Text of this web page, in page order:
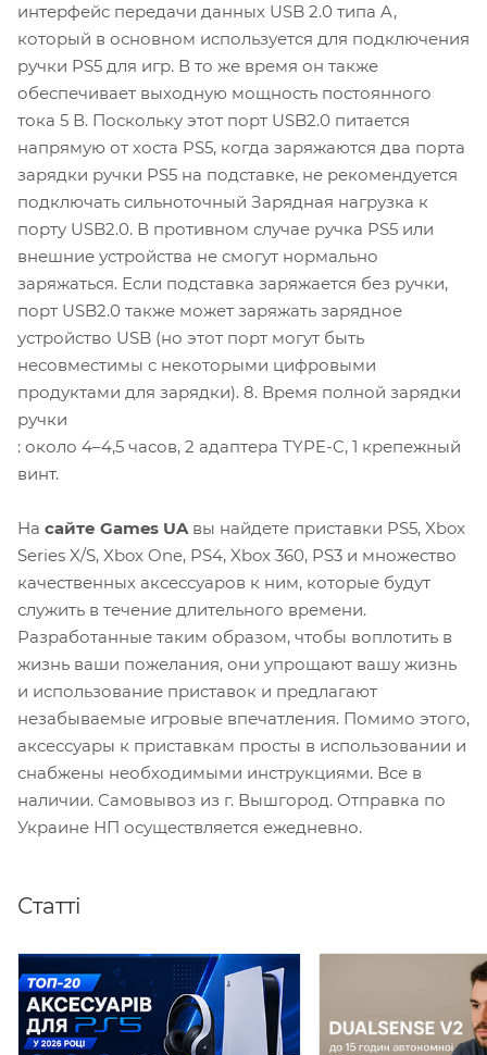
интерфейс передачи данных USB 2.0 типа A,
который в основном используется для подключения
ручки PS5 для игр. В то же время он также
обеспечивает выходную мощность постоянного
тока 5 В. Поскольку этот порт USB2.0 питается
напрямую от хоста PS5, когда заряжаются два порта
зарядки ручки PS5 на подставке, не рекомендуется
подключать сильноточный Зарядная нагрузка к
порту USB2.0. В противном случае ручка PS5 или
внешние устройства не смогут нормально
заряжаться. Если подставка заряжается без ручки,
порт USB2.0 также может заряжать зарядное
устройство USB (но этот порт могут быть
несовместимы с некоторыми цифровыми
продуктами для зарядки). 8. Время полной зарядки
ручки
: около 4–4,5 часов, 2 адаптера TYPE-C, 1 крепежный
винт.
На сайте Games UA вы найдете приставки PS5, Xbox
Series X/S, Xbox One, PS4, Xbox 360, PS3 и множество
качественных аксессуаров к ним, которые будут
служить в течение длительного времени.
Разработанные таким образом, чтобы воплотить в
жизнь ваши пожелания, они упрощают вашу жизнь
и использование приставок и предлагают
незабываемые игровые впечатления. Помимо этого,
аксессуары к приставкам просты в использовании и
снабжены необходимыми инструкциями. Все в
наличии. Самовывоз из г. Вышгород. Отправка по
Украине НП осуществляется ежедневно.
Статті